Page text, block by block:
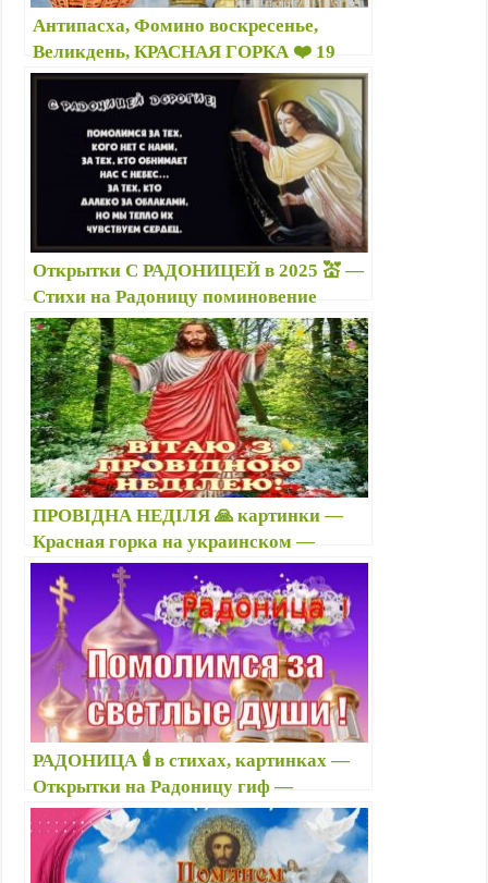
i
k
i
Антипасха, Фомино воскресенье,
Великдень, КРАСНАЯ ГОРКА ❤️ 19
апреля 2026г: что это за праздник,
дата, приметы, картинки, фото
Открытки С РАДОНИЦЕЙ в 2025 💒 —
Стихи на Радоницу поминовение
усопших — Поздравления с Радоницей
в картинках — Молитва на Радоницу
по усопшим — Слово на Радоницу в
прозе и стихах
ПРОВІДНА НЕДІЛЯ 🙏 картинки —
Красная горка на украинском —
Привітання з Провідною неділею в
картинках, Червона гірка 2026
РАДОНИЦА 🕯️ в стихах, картинках —
Открытки на Радоницу гиф —
Анимация, картинки с Радоницей с
надписями, красивые пожелания